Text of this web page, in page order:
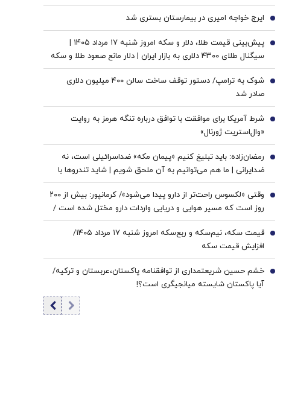
اقتصاد تاریخ می‌خواند؟
ایرج خواجه امیری در بیمارستان بستری شد 3
پیش‌بینی قیمت طلا، دلار و سکه امروز شنبه ۱۷ مرداد ۱۴۰۵ |
سیگنال طلای ۴۳۰۰ دلاری به بازار ایران | دلار مانع صعود طلا و سکه
می‌شود؟
4
شوک به ترامپ/ دستور توقف ساخت سالن ۴۰۰ میلیون دلاری
صادر شد
5
شرط آمریکا برای موافقت با توافق درباره تنگه هرمز به روایت
«وال‌استریت ژورنال»
6
رمضان‌زاده: باید تبلیغ کنیم «پیمان مکه» ضداسرائیلی است، نه
ضدایرانی | ما هم می‌توانیم به آن ملحق شویم | شاید تندروها با
حضور ایران در این پیمان مخالفت کنند اما...
7
وقتی «لکسوس راحت‌تر از دارو پیدا می‌شود»/ کرمانپور: بیش از ۲۰۰
روز است که مسیر هوایی و دریایی واردات دارو مختل شده است /
نخستین قربانی هر جنگ، سلامت مردم است
8
قیمت سکه، نیم‌سکه و ربع‌سکه امروز شنبه ۱۷ مرداد ۱۴۰۵/
افزایش قیمت سکه
9
خشم حسین شریعتمداری از توافقنامه پاکستان،عربستان و ترکیه/
آیا پاکستان شایسته میانجیگری است؟!
10